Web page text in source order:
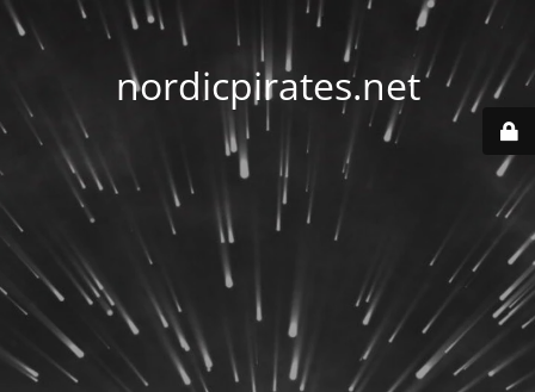
nordicpirates.net